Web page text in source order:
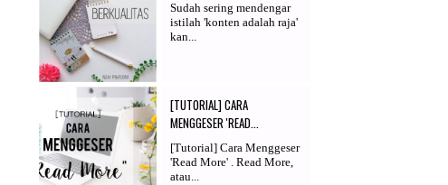
Sudah sering mendengar
istilah 'konten adalah raja'
kan...
[TUTORIAL] CARA
MENGGESER 'READ...
[Tutorial] Cara Menggeser
'Read More' . Read More,
atau...